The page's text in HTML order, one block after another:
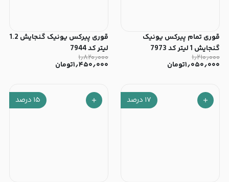
قوری تمام پیرکس یونیک
گنجایش 1 لیتر کد 7973
۱٫۲۱۰٫۰۰۰
۱٫۰۵۰٫۰۰۰تومان
قوری پیرکس یونیک گنجایش 1.2
لیتر کد 7944
۱٫۸۲۰٫۰۰۰
۱٫۴۵۰٫۰۰۰تومان
۱۷ درصد ۱۵ درصد